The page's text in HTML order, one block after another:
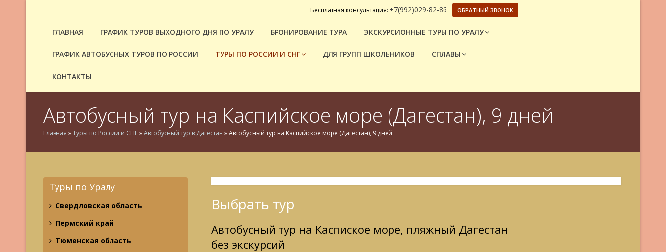
Бесплатная консультация: +7(992)029-82-86 ОБРАТНЫЙ ЗВОНОК
ГЛАВНАЯ ГРАФИК ТУРОВ ВЫХОДНОГО ДНЯ ПО УРАЛУ БРОНИРОВАНИЕ ТУРА ЭКСКУРСИОННЫЕ ТУРЫ ПО УРАЛУ
ГРАФИК АВТОБУСНЫХ ТУРОВ ПО РОССИИ ТУРЫ ПО РОССИИ И СНГ ДЛЯ ГРУПП ШКОЛЬНИКОВ СПЛАВЫ
КОНТАКТЫ
Автобусный тур на Каспийское море (Дагестан), 9 дней
Главная »Туры по России и СНГ»Автобусный тур в Дагестан »Автобусный тур на Каспийское море (Дагестан), 9 дней
Туры по Уралу
Свердловская область
Пермский край
Тюменская область
Выбрать тур
Автобусный тур на Каспиское море, пляжный Дагестан
без экскурсий